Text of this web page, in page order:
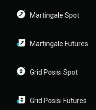
Martingale Spot
Martingale Futures
Grid Posisi Spot
Grid Posisi Futures